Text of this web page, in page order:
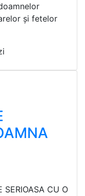
și fetelor
SERIOASA CU O